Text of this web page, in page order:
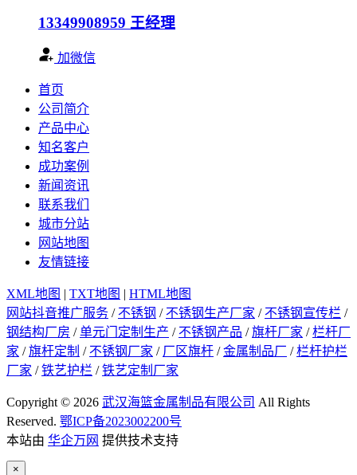
13349908959 王经理
加微信
首页
公司简介
产品中心
知名客户
成功案例
新闻资讯
联系我们
城市分站
网站地图
友情链接
XML地图 | TXT地图 | HTML地图
网站抖音推广服务 / 不锈钢 / 不锈钢生产厂家 / 不锈钢宣传栏 /
钢结构厂房 /单元门定制生产 / 不锈钢产品 /旗杆厂家 /栏杆厂
家 /旗杆定制 / 不锈钢厂家 / 厂区旗杆 /金属制品厂 /栏杆护栏
厂家 /铁艺护栏 /铁艺定制厂家
Copyright © 2026 武汉海篮金属制品有限公司 All Rights
Reserved. 鄂ICP备2023002200号
本站由 华企万网 提供技术支持
×